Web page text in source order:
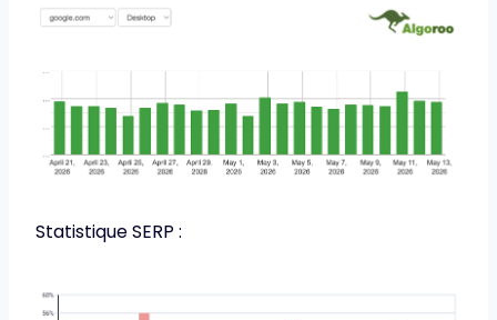
Statistique SERP :